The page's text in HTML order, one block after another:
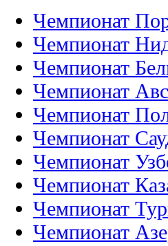
Чемпионат
Чемпионат
Чемпионат
Чемпионат
Чемпионат
Чемпионат
Чемпионат
Чемпионат
Чемпионат
Чемпионат